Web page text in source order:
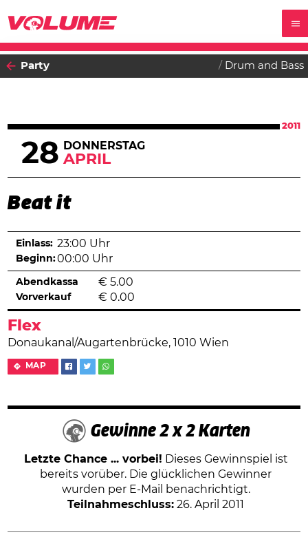
Party Drum and Bass
2011
28 DONNERSTAG
APRIL
Beat it
Flex
Donaukanal/Augartenbrücke, 1010 Wien
MAP
Einlass: 23:00 Uhr
Beginn:00:00 Uhr
Abendkassa € 5.00
Vorverkauf € 0.00
Gewinne 2 x 2 Karten
Letzte Chance ... vorbei! Dieses Gewinnspiel ist
bereits vorüber. Die glücklichen Gewinner
wurden per E-Mail benachrichtigt.
Teilnahmeschluss: 26. April 2011